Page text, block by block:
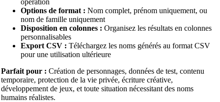
opération
Options de format : Nom complet, prénom uniquement, ou
nom de famille uniquement
Disposition en colonnes : Organisez les résultats en colonnes
personnalisables
Export CSV : Téléchargez les noms générés au format CSV
pour une utilisation ultérieure
Parfait pour : Création de personnages, données de test, contenu
temporaire, protection de la vie privée, écriture créative,
développement de jeux, et toute situation nécessitant des noms
humains réalistes.